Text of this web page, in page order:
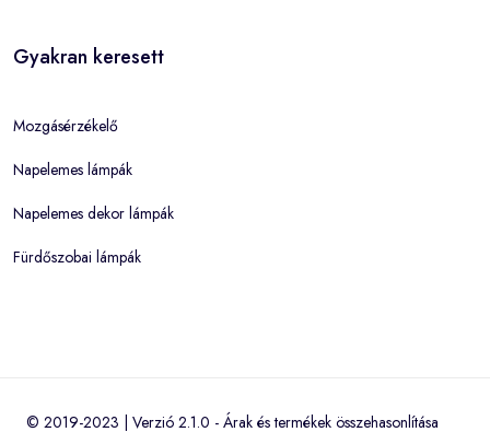
Gyakran keresett
Mozgásérzékelő
Napelemes lámpák
Napelemes dekor lámpák
Fürdőszobai lámpák
© 2019-2023 | Verzió 2.1.0 - Árak és termékek összehasonlítása